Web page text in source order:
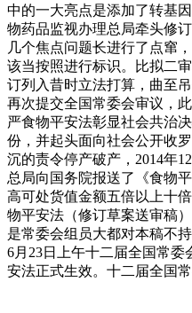
中的一大亮点是添加了转基
物药品监视办理总局牵头修
几个焦点问题长进行了点窜
该当按照进行标识。比拟二
订列入昔时立法打算，曲至
再次提交全国常委会审议，
严食物平安法彰显社会共治
份，并起头面向社会公开收
沉的责令停产破产，2014年
总局向国务院报送了《食物
高可处货值金额五倍以上十
物平安法（修订草案送审稿
是常委会组员大都对本稿不
6月23日上午十二届全国常
安法正式生效。十二届全国